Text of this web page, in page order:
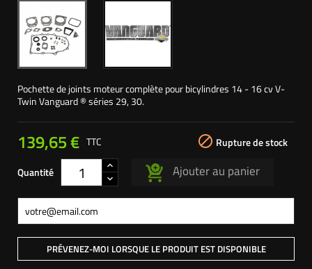
Pochette de joints moteur complète pour bicylindres 14 - 16 cv V-
Twin Vanguard ® séries 29, 30.
139,65 €  Rupture de stock
TTC
Quantité Ajouter au panier
PRÉVENEZ-MOI LORSQUE LE PRODUIT EST DISPONIBLE